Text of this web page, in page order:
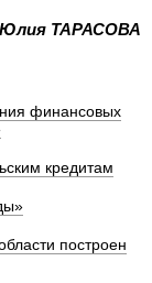
Юлия ТАРАСОВА
финансовых
кредитам
построен